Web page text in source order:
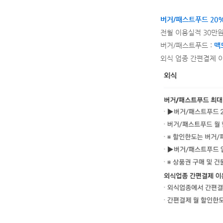
버거/패스트푸드
전월 이용실적 30만
버거/패스트푸드 : 맥
외식 업종 간편결제